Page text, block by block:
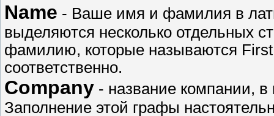
Name - Ваше имя и фамилия в
выделяются несколько отдельных
фамилию, которые называются
соответственно.
Company - название компании, в
Заполнение этой графы